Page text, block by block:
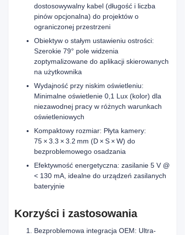
dostosowywalny kabel (długość i liczba
pinów opcjonalna) do projektów o
ograniczonej przestrzeni
Obiektyw o stałym ustawieniu ostrości:
Szerokie 79° pole widzenia
zoptymalizowane do aplikacji skierowanych
na użytkownika
Wydajność przy niskim oświetleniu:
Minimalne oświetlenie 0,1 Lux (kolor) dla
niezawodnej pracy w różnych warunkach
oświetleniowych
Kompaktowy rozmiar: Płyta kamery:
75 × 3.3 × 3.2 mm (D × S × W) do
bezproblemowego osadzania
Efektywność energetyczna: zasilanie 5 V @
< 130 mA, idealne do urządzeń zasilanych
bateryjnie
Korzyści i zastosowania
Bezproblemowa integracja OEM: Ultra-